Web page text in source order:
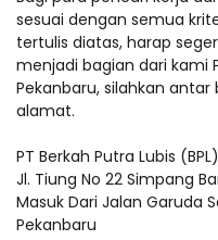
sesuai dengan semua
tertulis diatas, harap
menjadi bagian dari kami
Pekanbaru, silahkan
alamat.
PT Berkah Putra Lubis (BPL)
Jl. Tiung No 22 Simpang
Masuk Dari Jalan Garuda
Pekanbaru